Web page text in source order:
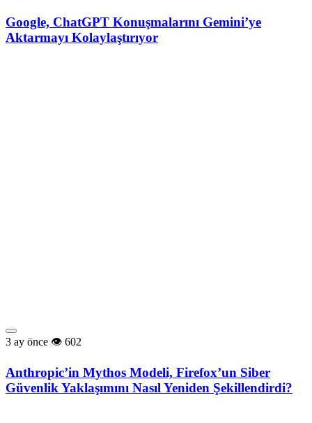
Google, ChatGPT Konuşmalarını Gemini’ye
Aktarmayı Kolaylaştırıyor
3 ay önce 602
Anthropic’in Mythos Modeli, Firefox’un Siber
Güvenlik Yaklaşımını Nasıl Yeniden Şekillendirdi?